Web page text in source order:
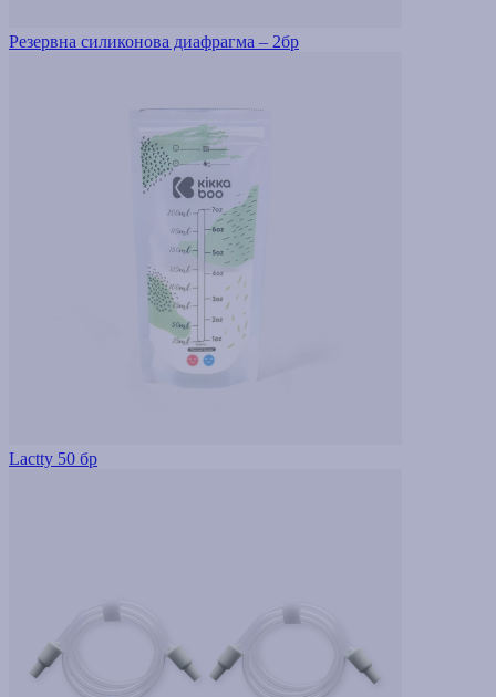
Резервна силиконова диафрагма – 2бр
Lactty 50 бр